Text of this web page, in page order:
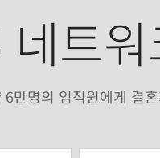
트
만명의 임직원에게 결